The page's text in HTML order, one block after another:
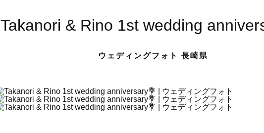
Takanori & Rino 1st wedding
ウェディングフォト 長崎県